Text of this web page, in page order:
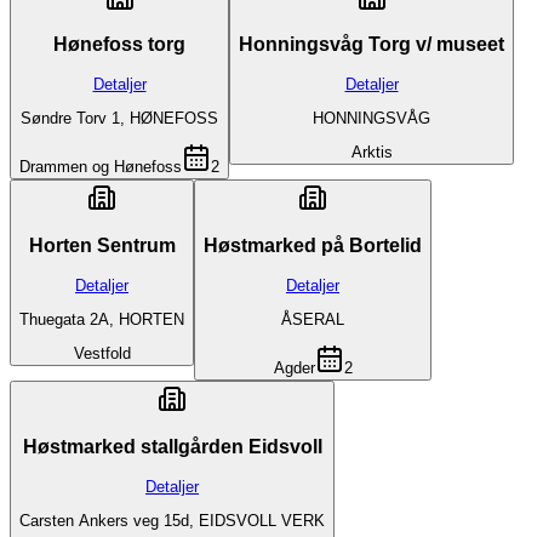
Hønefoss torg
Detaljer
Søndre Torv 1, HØNEFOSS
Drammen og Hønefoss 2
Honningsvåg Torg v/ museet
Detaljer
HONNINGSVÅG
Arktis
Horten Sentrum
Detaljer
Thuegata 2A, HORTEN
Vestfold
Høstmarked på Bortelid
Detaljer
ÅSERAL
Agder 2
Høstmarked stallgården Eidsvoll
Detaljer
Carsten Ankers veg 15d, EIDSVOLL VERK